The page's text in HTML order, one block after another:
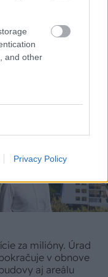
and other
Privacy Policy
Bierovských
ASB.sk
za milióny. Úrad
v obnove
aj areálu